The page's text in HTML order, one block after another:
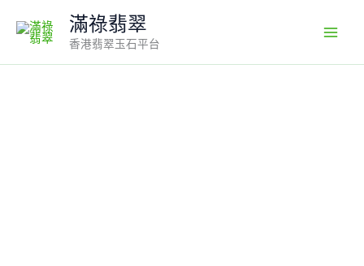
content
滿祿翡翠
香港翡翠玉石平台
透